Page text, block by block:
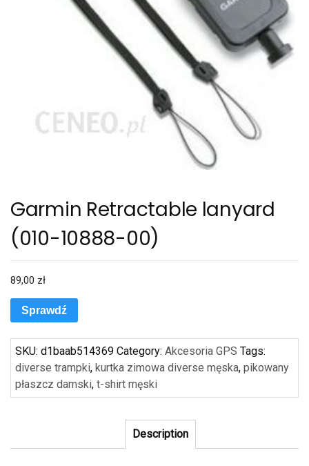
Garmin Retractable lanyard
(010-10888-00)
89,00 zł
Sprawdź
SKU: d1baab514369 Category: Akcesoria GPS Tags:
diverse trampki, kurtka zimowa diverse męska, pikowany
płaszcz damski, t-shirt męski
Description